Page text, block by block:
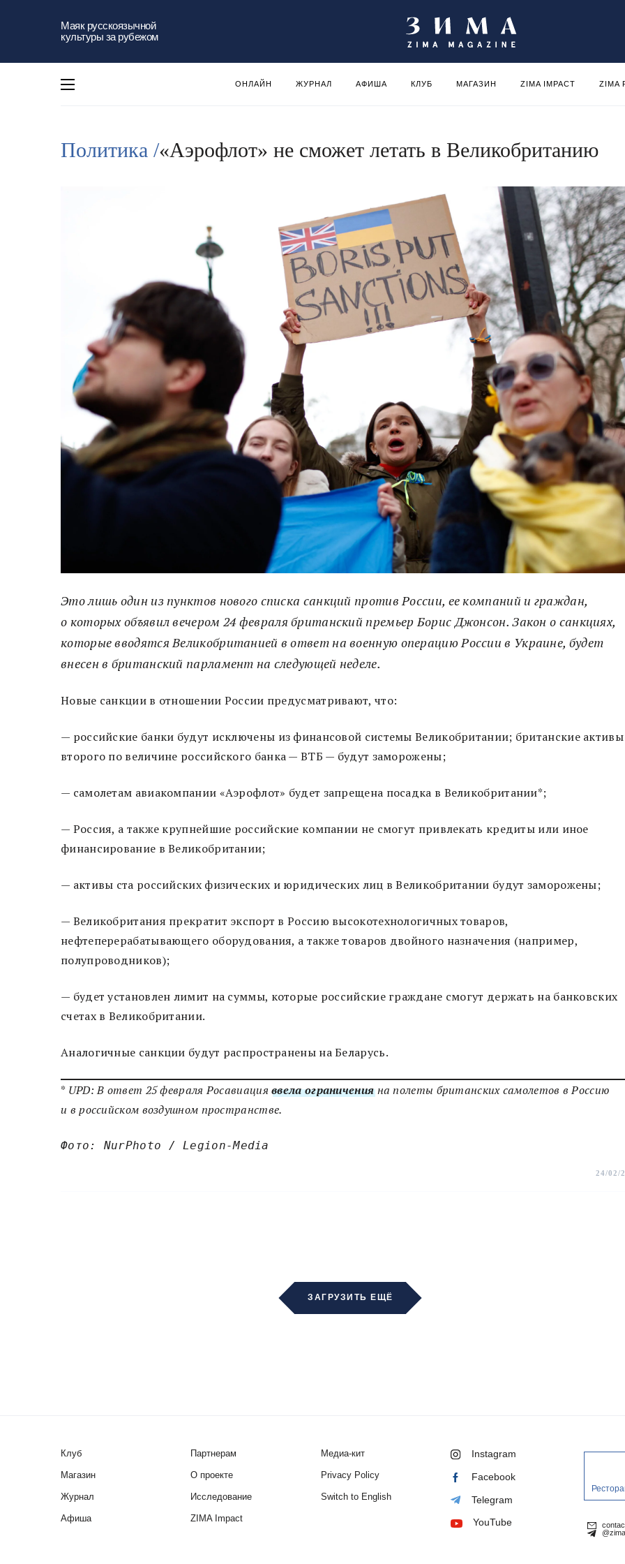
Маяк русскоязычной
культуры за рубежом
ОНЛАЙН ЖУРНАЛ АФИША КЛУБ МАГАЗИН ZIMA IMPACT ZIMA
Политика /«Аэрофлот» не сможет летать в Великобританию
Это лишь один из пунктов нового списка санкций против России, ее компаний и граждан,
о которых объявил вечером 24 февраля британский премьер Борис Джонсон. Закон о санкциях,
которые вводятся Великобританией в ответ на военную операцию России в Украине, будет
внесен в британский парламент на следующей неделе.
Новые санкции в отношении России предусматривают, что:
— российские банки будут исключены из финансовой системы Великобритании; британские активы
второго по величине российского банка — ВТБ — будут заморожены;
— самолетам авиакомпании «Аэрофлот» будет запрещена посадка в Великобритании*;
— Россия, а также крупнейшие российские компании не смогут привлекать кредиты или иное
финансирование в Великобритании;
— активы ста российских физических и юридических лиц в Великобритании будут заморожены;
— Великобритания прекратит экспорт в Россию высокотехнологичных товаров,
нефтеперерабатывающего оборудования, а также товаров двойного назначения (например,
полупроводников);
— будет установлен лимит на суммы, которые российские граждане смогут держать на банковских
счетах в Великобритании.
Аналогичные санкции будут распространены на Беларусь.
* UPD: В ответ 25 февраля Росавиацияввела ограниченияна полеты британских самолетов в Россию
и в российском воздушном пространстве.
Фото: NurPhoto / Legion-Media
24/02/
ЗАГРУЗИТЬ ЕЩЁ
Клуб
Магазин
Журнал
Афиша
Партнерам
О проекте
Исследование
ZIMA Impact
Медиа-кит
Privacy Policy
Switch to English
Instagram
Facebook
Telegram
YouTube